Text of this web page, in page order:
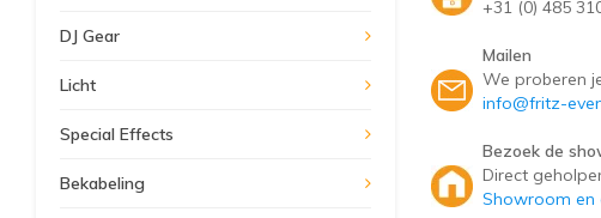
DJ Gear
Licht
Special Effects
Bekabeling
+31 (0) 485
Mailen
We proberen
info@fritz-
Bezoek de
Direct
Showroom en